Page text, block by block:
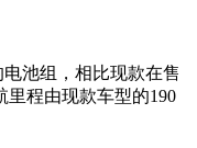
池组，相比现款在售
里程由现款车型的190